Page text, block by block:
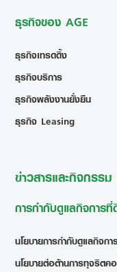
ธุรกิจของ AGE
ธุรกิจเทรดดิ้ง
ธุรกิจบริการ
ธุรกิจพลังงานยั่งยืน
ธุรกิจ Leasing
ข่าวสารและกิจกรรม
การกำกับดูแลกิจการ
นโยบายการกำกับดูแลกิจกา
นโยบายต่อต้านการทุจริตค